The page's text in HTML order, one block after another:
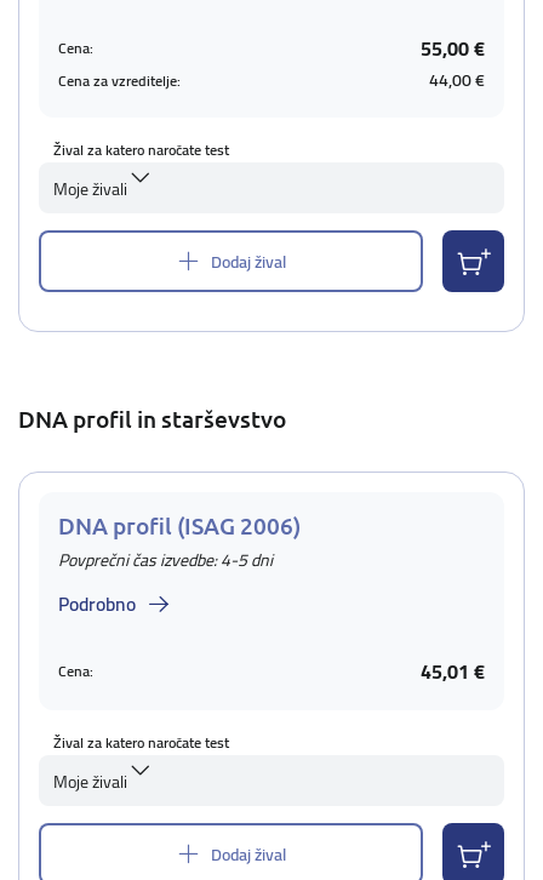
Cena: 55,00 €
Cena za vzreditelje: 44,00 €
Žival za katero naročate test
Moje živali
Dodaj žival
DNA profil in starševstvo
DNA profil (ISAG 2006)
Povprečni čas izvedbe: 4-5 dni
Podrobno
Cena: 45,01 €
Žival za katero naročate test
Moje živali
Dodaj žival